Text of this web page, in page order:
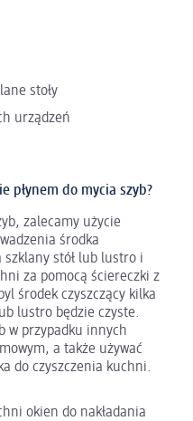
stoły
urządzeń
płynem do mycia szyb?
zalecamy użycie
środka
szklany stół lub lustro i
za pomocą ściereczki z
środek czyszczący kilka
lustro będzie czyste.
w przypadku innych
a także używać
do czyszczenia kuchni.
okien do nakładania